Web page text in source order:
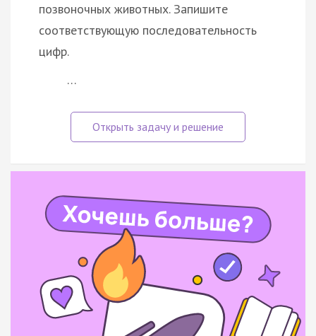
позвоночных животных. Запишите
соответствующую последовательность
цифр.
…